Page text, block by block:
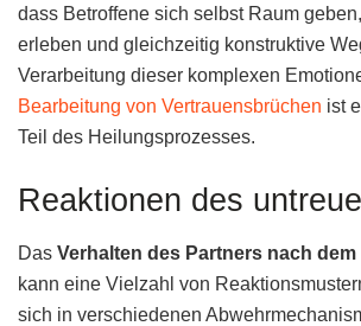
dass Betroffene sich selbst Raum
erleben und gleichzeitig konstruktive
Verarbeitung dieser komplexen
Bearbeitung von Vertrauensbrüchen ist
Teil des Heilungsprozesses.
Reaktionen des
Das Verhalten des Partners nach
kann eine Vielzahl von
sich in verschiedenen